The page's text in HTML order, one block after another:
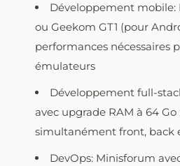
Développement mobile:
ou Geekom GT1 (pour
performances nécessaires
émulateurs
Développement full-
avec upgrade RAM à 64
simultanément front, back
DevOps: Minisforum